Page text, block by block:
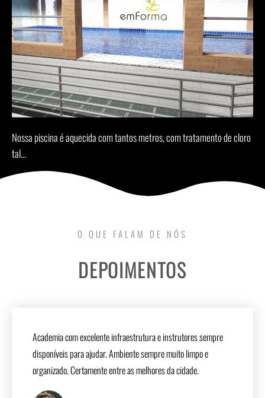
Nossa piscina é aquecida com tantos metros, com tratamento de cloro
tal...
O QUE FALAM DE NÓS
DEPOIMENTOS
Academia com excelente infraestrutura e instrutores sempre
disponíveis para ajudar. Ambiente sempre muito limpo e
organizado. Certamente entre as melhores da cidade.